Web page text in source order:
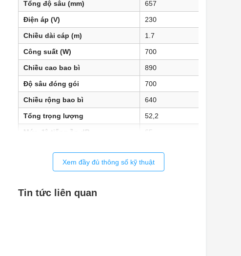
Tổng độ sâu (mm) 657
Điện áp (V) 230
Chiều dài cáp (m) 1.7
Công suất (W) 700
Chiều cao bao bì 890
Độ sâu đóng gói 700
Chiều rộng bao bì 640
Tổng trọng lượng 52,2
Mức độ tiếng ồn dB 65
Xem đầy đủ thông số kỹ thuật
Tin tức liên quan